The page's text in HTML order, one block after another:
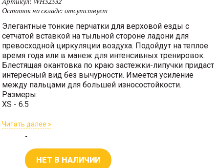
Остаток на складе:отсутствует
Элегантные тонкие перчатки для верховой езды с
сетчатой вставкой на тыльной стороне ладони для
превосходной циркуляции воздуха. Подойдут на теплое
время года или в манеж для интенсивных тренировок.
Блестящая окантовка по краю застежки-липучки придаст
интересный вид без вычурности. Имеется усиление
между пальцами для большей износостойкости.
Размеры:
XS - 6.5
M - 8
Материал: 51 % полиамид, 49 % полиуретан, сетчатая
вставка: 80 % полиэстер, 20 % эластан.
Читать далее »
.
НЕТ В НАЛИЧИИ